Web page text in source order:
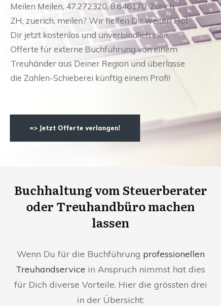
Meilen Meilen, 47.272320, 8.646170, Zürich,
ZH, zuerich, meilen? Wir helfen Dir weiter! Hol
Dir jetzt kostenlos und unverbindlich eine
Offerte für externe Buchführung von einem
Treuhänder aus Deiner Region und überlasse
die Zahlen-Schieberei künftig einem Profi!
=> Jetzt Offerte verlangen!
Buchhaltung vom Steuerberater
oder Treuhandbüro machen
lassen
Wenn Du für die Buchführung professionellen
Treuhandservice in Anspruch nimmst hat dies
für Dich diverse Vorteile. Hier die grössten drei
in der Übersicht: